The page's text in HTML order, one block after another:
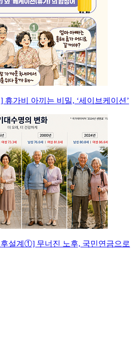
휴가비 아끼는 비밀, ‘세이브케이션’
설계①] 무너진 노후, 국민연금으로